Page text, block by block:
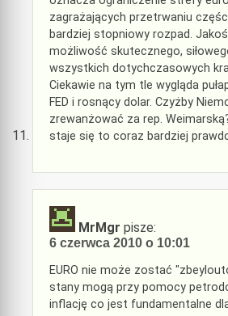
zagrażających przetrwaniu
bardziej stopniowy rozpad.
możliwość skutecznego,
wszystkich dotychczasowych
Ciekawie na tym tle wygląda
FED i rosnący dolar. Czyżby
zrewanżować za rep.
staje się to coraz bardziej
MrMgr pisze:
6 czerwca 2010 o 10:01
EURO nie może zostać
stany mogą przy pomocy
inflację co jest fundamentalne